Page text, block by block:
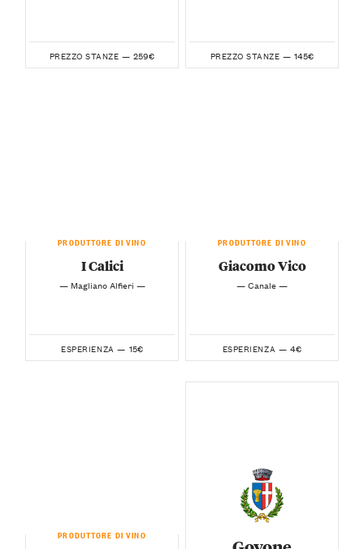
PREZZO STANZE — 259€ PREZZO STANZE — 145€
PRODUTTORE DI VINO
I Calici
— Magliano Alfieri —
ESPERIENZA — 15€
PRODUTTORE DI VINO
Giacomo Vico
— Canale —
ESPERIENZA — 4€
PRODUTTORE DI VINO